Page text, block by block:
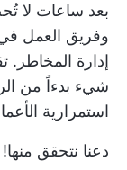
بعد ساعات لا
إدارة
شيء بدءاً من
استمرارية
دعنا نتحقق منها!